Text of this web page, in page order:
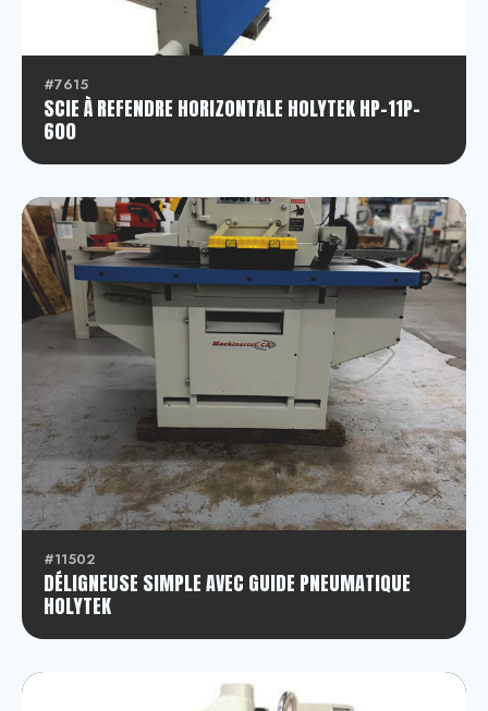
#7615
SCIE À REFENDRE HORIZONTALE HOLYTEK HP-11P-
600
#11502
DÉLIGNEUSE SIMPLE AVEC GUIDE PNEUMATIQUE
HOLYTEK